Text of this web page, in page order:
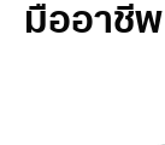
การเชื่อ